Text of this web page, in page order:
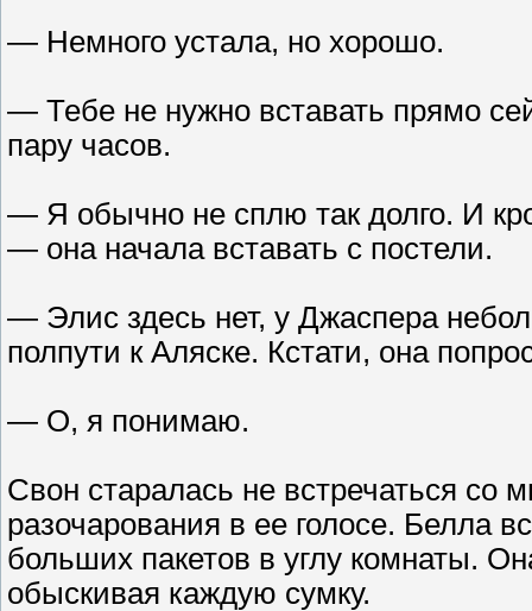
— Немного устала, но хорошо.
— Тебе не нужно вставать прямо
пару часов.
— Я обычно не сплю так долго. И
— она начала вставать с постели.
— Элис здесь нет, у Джаспера
полпути к Аляске. Кстати, она
— О, я понимаю.
Свон старалась не встречаться со
разочарования в ее голосе. Белла
больших пакетов в углу комнаты.
обыскивая каждую сумку.